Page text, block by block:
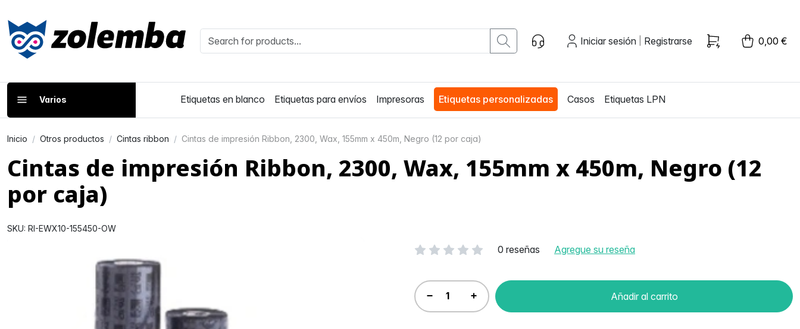
Iniciar sesión Registrarse 0,00 €
Varios Etiquetas en blanco Etiquetas para envíos Impresoras Etiquetas personalizadas Casos Etiquetas LPN
Inicio Otros productos Cintas ribbon Cintas de impresión Ribbon, 2300, Wax, 155mm x 450m, Negro (12 por caja)
Cintas de impresión Ribbon, 2300, Wax, 155mm x 450m, Negro (12
por caja)
SKU: RI-EWX10-155450-OW
0 reseñas Agregue su reseña
Añadir al carrito